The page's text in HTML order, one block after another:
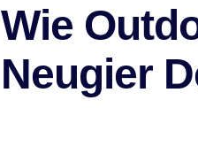
Wie
Neugier